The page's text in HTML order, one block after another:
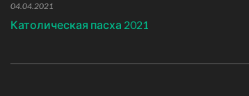
04.04.2021
Католическая пасха 2021